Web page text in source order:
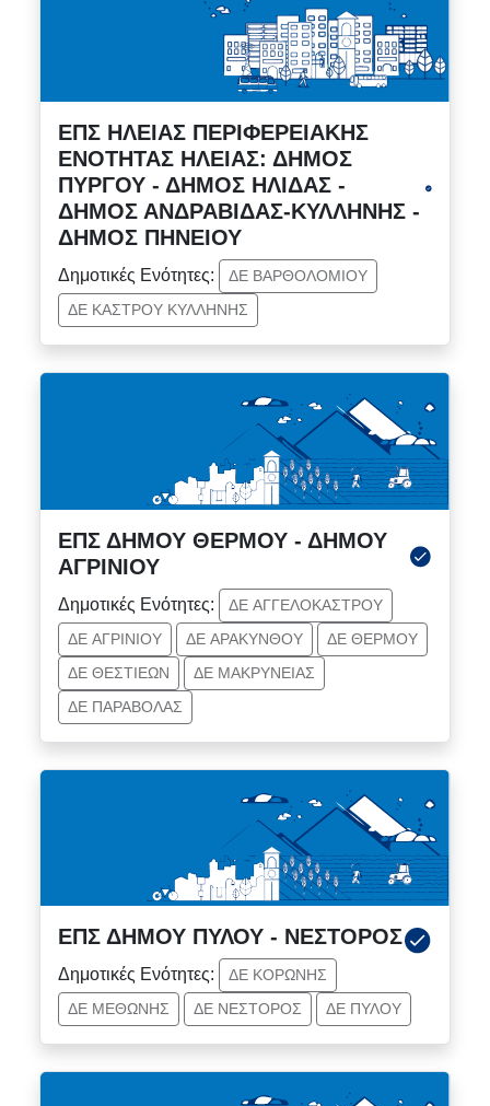
ΕΠΣ ΗΛΕΙΑΣ ΠΕΡΙΦΕΡΕΙΑΚΗΣ
ΕΝΟΤΗΤΑΣ ΗΛΕΙΑΣ: ΔΗΜΟΣ
ΠΥΡΓΟΥ - ΔΗΜΟΣ ΗΛΙΔΑΣ -
ΔΗΜΟΣ ΑΝΔΡΑΒΙΔΑΣ-ΚΥΛΛΗΝΗΣ -
ΔΗΜΟΣ ΠΗΝΕΙΟΥ
Δημοτικές Ενότητες:
ΔΕ ΒΑΡΘΟΛΟΜΙΟΥ
ΔΕ ΚΑΣΤΡΟΥ ΚΥΛΛΗΝΗΣ
ΕΠΣ ΔΗΜΟΥ ΘΕΡΜΟΥ - ΔΗΜΟΥ
ΑΓΡΙΝΙΟΥ
Δημοτικές Ενότητες:
ΔΕ ΑΓΓΕΛΟΚΑΣΤΡΟΥ
ΔΕ ΑΓΡΙΝΙΟΥ
ΔΕ ΑΡΑΚΥΝΘΟΥ
ΔΕ ΘΕΡΜΟΥ
ΔΕ ΘΕΣΤΙΕΩΝ
ΔΕ ΜΑΚΡΥΝΕΙΑΣ
ΔΕ ΠΑΡΑΒΟΛΑΣ
ΕΠΣ ΔΗΜΟΥ ΠΥΛΟΥ - ΝΕΣΤΟΡΟΣ
Δημοτικές Ενότητες:
ΔΕ ΚΟΡΩΝΗΣ
ΔΕ ΜΕΘΩΝΗΣ
ΔΕ ΝΕΣΤΟΡΟΣ ΔΕ ΠΥΛΟΥ